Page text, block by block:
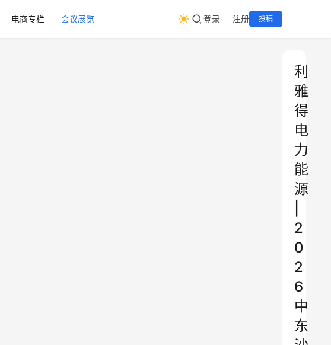
电商专栏 会议展览 登录 注册 投稿
利
雅
得
电
力
能
源
2
0
2
6
中
东